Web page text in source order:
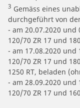
3 Gemäss eines
durchgeführt von
- am 20.07.2020
120/70 ZR 17 und
- am 17.08.2020
120/70 ZR 17 und
1250 RT, beladen
- am 28.09.2020
120/70 ZR 17 und